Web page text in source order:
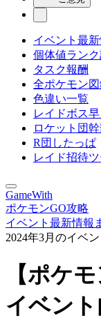
イベント最新
個体値ラン
タスク報酬
全ポケモン
色違い一覧
レイドボス
ロケット団
R団したっぱ
レイド招待
GameWith
ポケモンGO攻略
イベント最新情報
2024年3月のイベ
【ポケ
イベン